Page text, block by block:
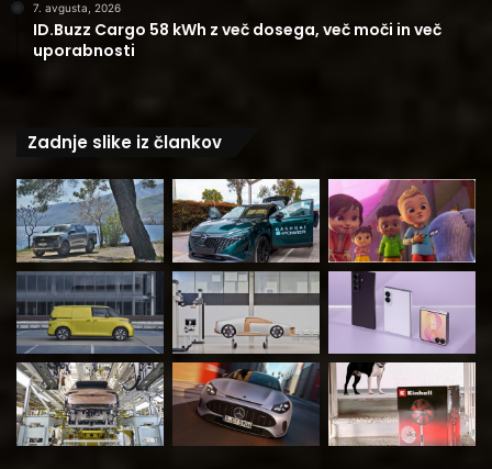
7. avgusta, 2026
ID.Buzz Cargo 58 kWh z več dosega, več moči in več
uporabnosti
Zadnje slike iz člankov